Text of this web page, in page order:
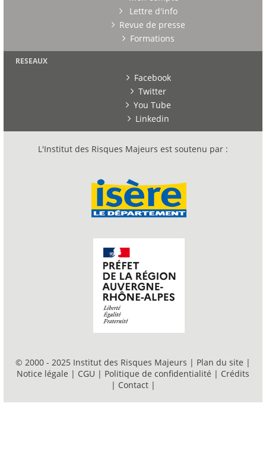
Lettre d'info
Revue de presse
Formations
RESEAUX
Facebook
Twitter
You Tube
Linkedin
L'Institut des Risques Majeurs est soutenu par :
© 2000 - 2025 Institut des Risques Majeurs | Plan du site |
Notice légale | CGU | Politique de confidentialité | Crédits
| Contact |